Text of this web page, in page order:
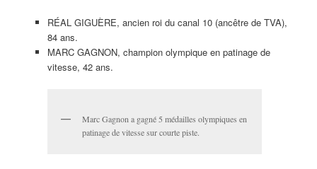
RÉAL GIGUÈRE, ancien roi du canal 10 (ancêtre de TVA),
84 ans.
MARC GAGNON, champion olympique en patinage de
vitesse, 42 ans.
Marc Gagnon a gagné 5 médailles olympiques en
patinage de vitesse sur courte piste.